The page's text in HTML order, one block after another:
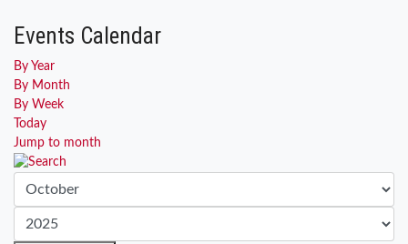
Events Calendar
By Year
By Month
By Week
Today
Jump to month